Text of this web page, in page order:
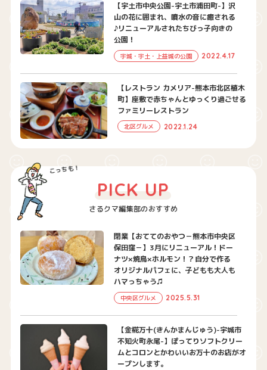
【宇土市中央公園-宇土市浦田町-】沢
山の花に囲まれ、噴水の音に癒される
♪リニューアルされたちびっ子向きの
公園！
宇城・宇土・上益城の公園 2022.4.17
【レストラン カメリア-熊本市北区植木
町】座敷で赤ちゃんとゆっくり過ごせる
ファミリーレストラン
北区グルメ 2022.1.24
さるクマ編集部のおすすめ
PICK UP
閉業【おててのおやつ－熊本市中央区
保田窪－】3月にリニューアル！ドー
ナツ×焼鳥×ホルモン！？自分で作る
オリジナルパフェに、子どもも大人も
ハマっちゃう♫
中央区グルメ 2025.5.31
【金椛万十(きんかまんじゅう)-宇城市
不知火町永尾-】ぽってりソフトクリー
ムとコロンとかわいいお万十のお店がオ
ープンします。